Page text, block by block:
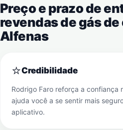
Preço e prazo de
revendas de gás
Alfenas
⭐Credibilidade
Rodrigo Faro reforça a confiança
ajuda você a se sentir mais
aplicativo.